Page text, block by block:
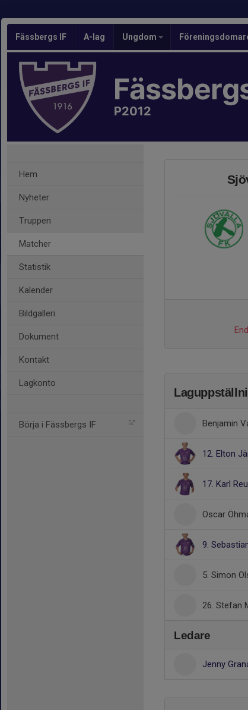
Fässbergs IF A-lag Ungdom
P2012
Hem
Nyheter
Truppen
Matcher
Statistik
Kalender
Bildgalleri
Dokument
Kontakt
Lagkonto
Börja i Fässbergs IF Benjamin
12. Elton
17. Karl
Oscar
9.
5. Simon
26. Stefan
Ledare
Jenny